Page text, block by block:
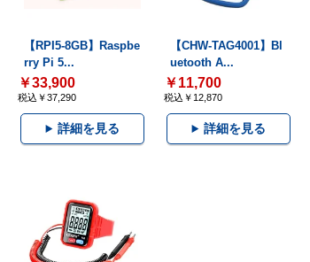
【RPI5-8GB】Raspbe
rry Pi 5...
￥33,900
税込￥37,290
詳細を見る
【CHW-TAG4001】Bl
uetooth A...
￥11,700
税込￥12,870
詳細を見る